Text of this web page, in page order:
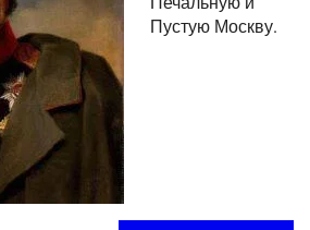
Пустую Москву.